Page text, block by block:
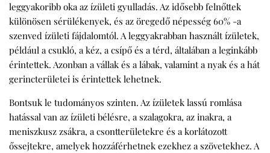
leggyakoribb oka az ízületi gyulladás. Az idősebb felnőttek
különösen sérülékenyek, és az öregedő népesség 60% -a
szenved ízületi fájdalomtól. A leggyakrabban használt ízületek,
például a csukló, a kéz, a csípő és a térd, általában a leginkább
érintettek. Azonban a vállak és a lábak, valamint a nyak és a hát
gerincterületei is érintettek lehetnek.
Bontsuk le tudományos szinten. Az ízületek lassú romlása
hatással van az ízületi bélésre, a szalagokra, az inakra, a
meniszkusz zsákra, a csontterületekre és a korlátozott
őssejtekre, amelyek hozzáférhetnek ezekhez a szövetekhez. A